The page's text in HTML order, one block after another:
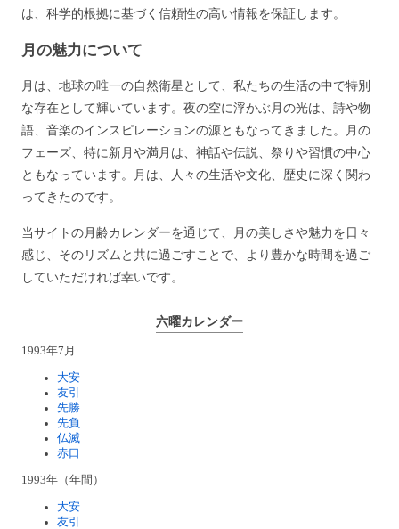
は、科学的根拠に基づく信頼性の高い情報を保証します。
月の魅力について
月は、地球の唯一の自然衛星として、私たちの生活の中で特別
な存在として輝いています。夜の空に浮かぶ月の光は、詩や物
語、音楽のインスピレーションの源ともなってきました。月の
フェーズ、特に新月や満月は、神話や伝説、祭りや習慣の中心
ともなっています。月は、人々の生活や文化、歴史に深く関わ
ってきたのです。
当サイトの月齢カレンダーを通じて、月の美しさや魅力を日々
感じ、そのリズムと共に過ごすことで、より豊かな時間を過ご
していただければ幸いです。
六曜カレンダー
1993年7月
大安
友引
先勝
先負
仏滅
赤口
1993年（年間）
大安
友引